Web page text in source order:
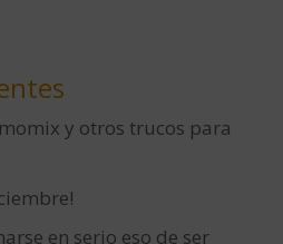
y otros trucos para
en serio eso de ser